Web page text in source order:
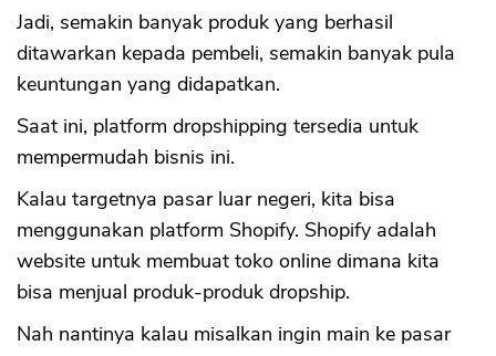
Jadi, semakin banyak produk yang berhasil
ditawarkan kepada pembeli, semakin banyak pula
keuntungan yang didapatkan.
Saat ini, platform dropshipping tersedia untuk
mempermudah bisnis ini.
Kalau targetnya pasar luar negeri, kita bisa
menggunakan platform Shopify. Shopify adalah
website untuk membuat toko online dimana kita
bisa menjual produk-produk dropship.
Nah nantinya kalau misalkan ingin main ke pasar